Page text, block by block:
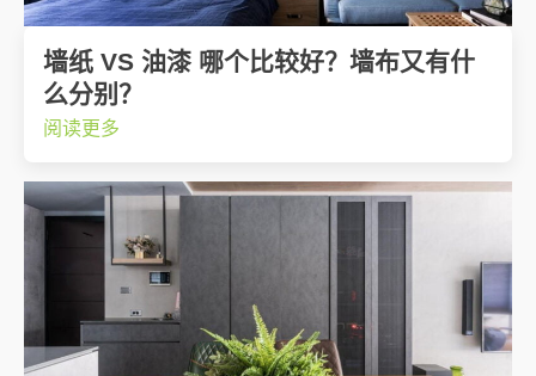
墙纸 VS 油漆 哪个比较好？墙布又有什
么分别？
阅读更多